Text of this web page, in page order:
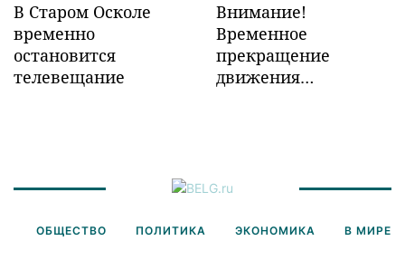
В Старом Осколе
временно
остановится
телевещание
Внимание!
Временное
прекращение
движения
ОБЩЕСТВО ПОЛИТИКА ЭКОНОМИКА В МИРЕ